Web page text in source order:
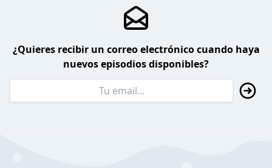
¿Quieres recibir un correo electrónico cuando haya
nuevos episodios disponibles?